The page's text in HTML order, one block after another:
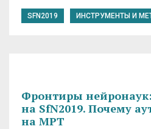
SFN2019 ИНСТРУМЕНТЫ И
Фронтиры
на SfN2019. Почему
на МРТ